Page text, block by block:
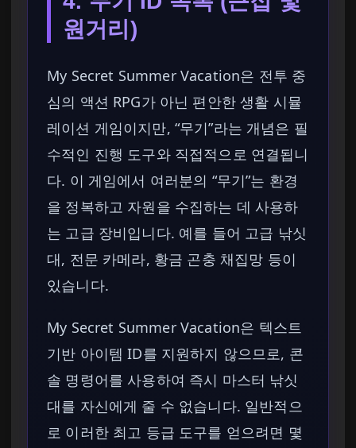
원거리)
My Secret Summer Vacation은 전투 중
심의 액션 RPG가 아닌 편안한 생활 시뮬
레이션 게임이지만, “무기”라는 개념은 필
수적인 진행 도구와 직접적으로 연결됩니
다. 이 게임에서 여러분의 “무기”는 환경
을 정복하고 자원을 수집하는 데 사용하
는 고급 장비입니다. 예를 들어 고급 낚싯
대, 전문 카메라, 황금 곤충 채집망 등이
있습니다.
My Secret Summer Vacation은 텍스트
기반 아이템 ID를 지원하지 않으므로, 콘
솔 명령어를 사용하여 즉시 마스터 낚싯
대를 자신에게 줄 수 없습니다. 일반적으
로 이러한 최고 등급 도구를 얻으려면 몇